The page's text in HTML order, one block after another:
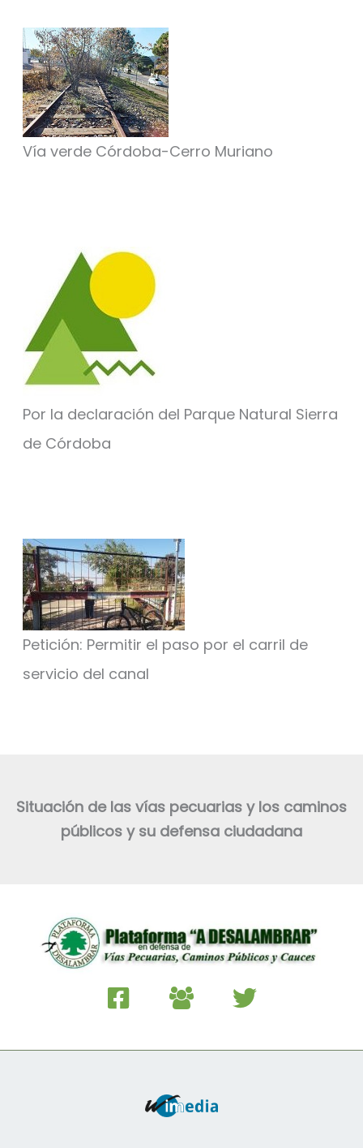
Vía verde Córdoba-Cerro Muriano
Por la declaración del Parque Natural Sierra
de Córdoba
Petición: Permitir el paso por el carril de
servicio del canal
Situación de las vías pecuarias y los caminos
públicos y su defensa ciudadana